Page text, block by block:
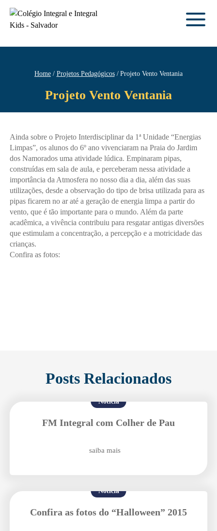
Home Projetos Pedagógicos Projeto Vento Ventania
Projeto Vento Ventania
Ainda sobre o Projeto Interdisciplinar da 1ª Unidade “Energias
Limpas”, os alunos do 6º ano vivenciaram na Praia do Jardim
dos Namorados uma atividade lúdica. Empinaram pipas,
construídas em sala de aula, e perceberam nessa atividade a
importância da Atmosfera no nosso dia a dia, além das suas
utilizações, desde a observação do tipo de brisa utilizada para as
pipas ficarem no ar até a geração de energia limpa a partir do
vento, que é tão importante para o mundo. Além da parte
acadêmica, a vivência contribuiu para resgatar antigas diversões
que estimulam a concentração, a percepção e a motricidade das
crianças.
Confira as fotos:
Posts Relacionados
Notícia
FM Integral com Colher de Pau
saiba mais
Notícia
Confira as fotos do “Halloween” 2015